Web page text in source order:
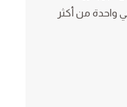
واحدة من أكثر